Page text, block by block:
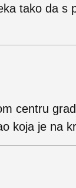
tako da s
centru
koja je na